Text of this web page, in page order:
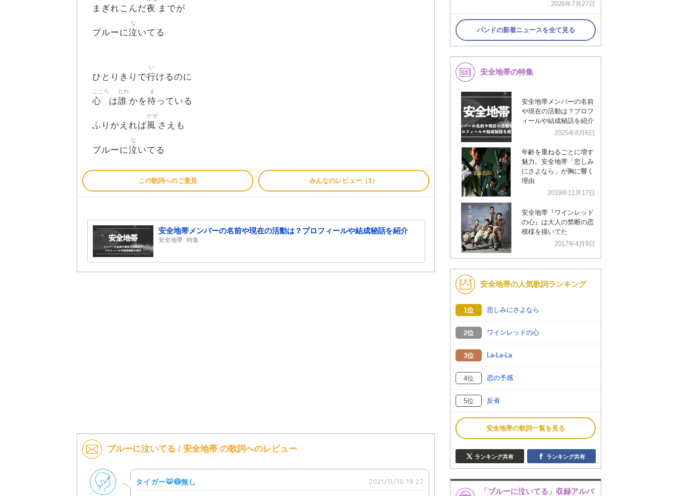
まぎれこんだ夜 までが
ブルーに泣
な
いてる
ひとりきりで行
い
けるのに
心
こころ
は誰
だれ
かを待
ま
っている
ふりかえれば風
かぜ
さえも
ブルーに泣
な
いてる
この歌詞へのご意見 みんなのレビュー（1）
安全地帯メンバーの名前や現在の活動は？プロフィールや結成秘話を紹介
安全地帯 特集
ブルーに泣いてる / 安全地帯 の歌詞へのレビュー
男性
タイガー🐯😷無し 2021/11/10 19:27
2026年7月27日
バンドの新着ニュースを全て見る
安全地帯の特集
安全地帯メンバーの名前
や現在の活動は？プロフ
ィールや結成秘話を紹介
2025年8月6日
年齢を重ねるごとに増す
魅力。安全地帯「悲しみ
にさよなら」が胸に響く
理由
2019年11月17日
安全地帯『ワインレッド
の心』は大人の禁断の恋
模様を描いてた
2017年4月9日
安全地帯の人気歌詞ランキング
1位 悲しみにさよなら
2位 ワインレッドの心
3位 La-La-La
4位 恋の予感
5位 反省
安全地帯の歌詞一覧を見る
ランキング共有 ランキング共有
「ブルーに泣いてる」収録アルバ